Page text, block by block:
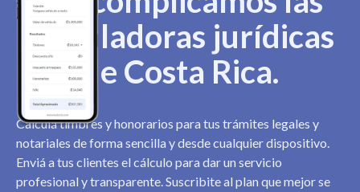
calculadoras jurídicas
de Costa Rica.
Calculá timbres y honorarios para tus trámites legales y
notariales de forma sencilla y desde cualquier dispositivo.
Enviá a tus clientes el cálculo para dar un servicio
profesional y transparente. Suscribite al plan que mejor se